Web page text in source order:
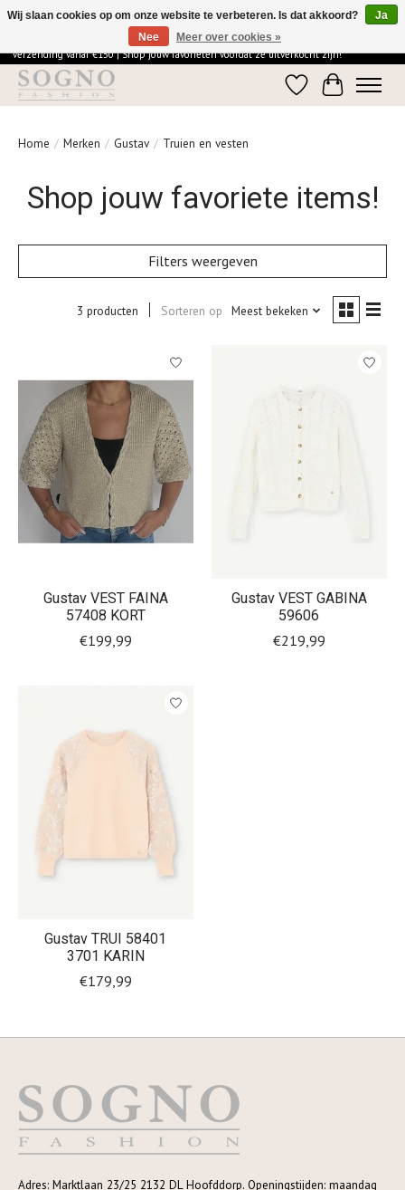
Ontdek de elegantie van SOGNO Fashion | Vandaag besteld = morgen in huis | Gratis
verzending vanaf €150 | Shop jouw favorieten voordat ze uitverkocht zijn!
Verlanglijst
Home / Merken / Gustav / Truien en vesten
Shop jouw favoriete items!
Filters weergeven
3 producten Sorteren op Meest bekeken
Gustav VEST FAINA
57408 KORT
€199,99
Gustav VEST GABINA
59606
€219,99
Gustav TRUI 58401
3701 KARIN
€179,99
Adres: Marktlaan 23/25 2132 DL Hoofddorp. Openingstijden: maandag
Wij slaan cookies op om onze website te verbeteren. Is dat akkoord?
Ja
Nee
Meer over cookies »